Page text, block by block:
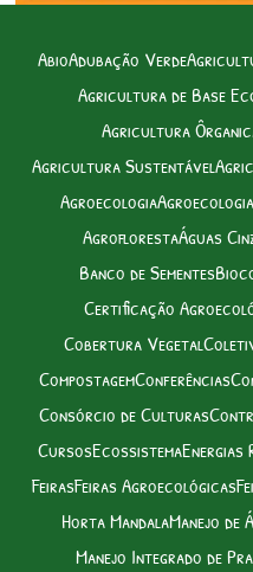
AbioAdubação Verde
Agricultura de Base
Agricultura
Agricultura Sustentável
Agroecologia
AgroflorestaÁguas
Banco de Sementes
Certificação
Cobertura Vegetal
CompostagemConferências
Consórcio de Culturas
CursosEcossistemaEnergias
FeirasFeiras Agroecológicas
Horta MandalaManejo de
Manejo Integrado de